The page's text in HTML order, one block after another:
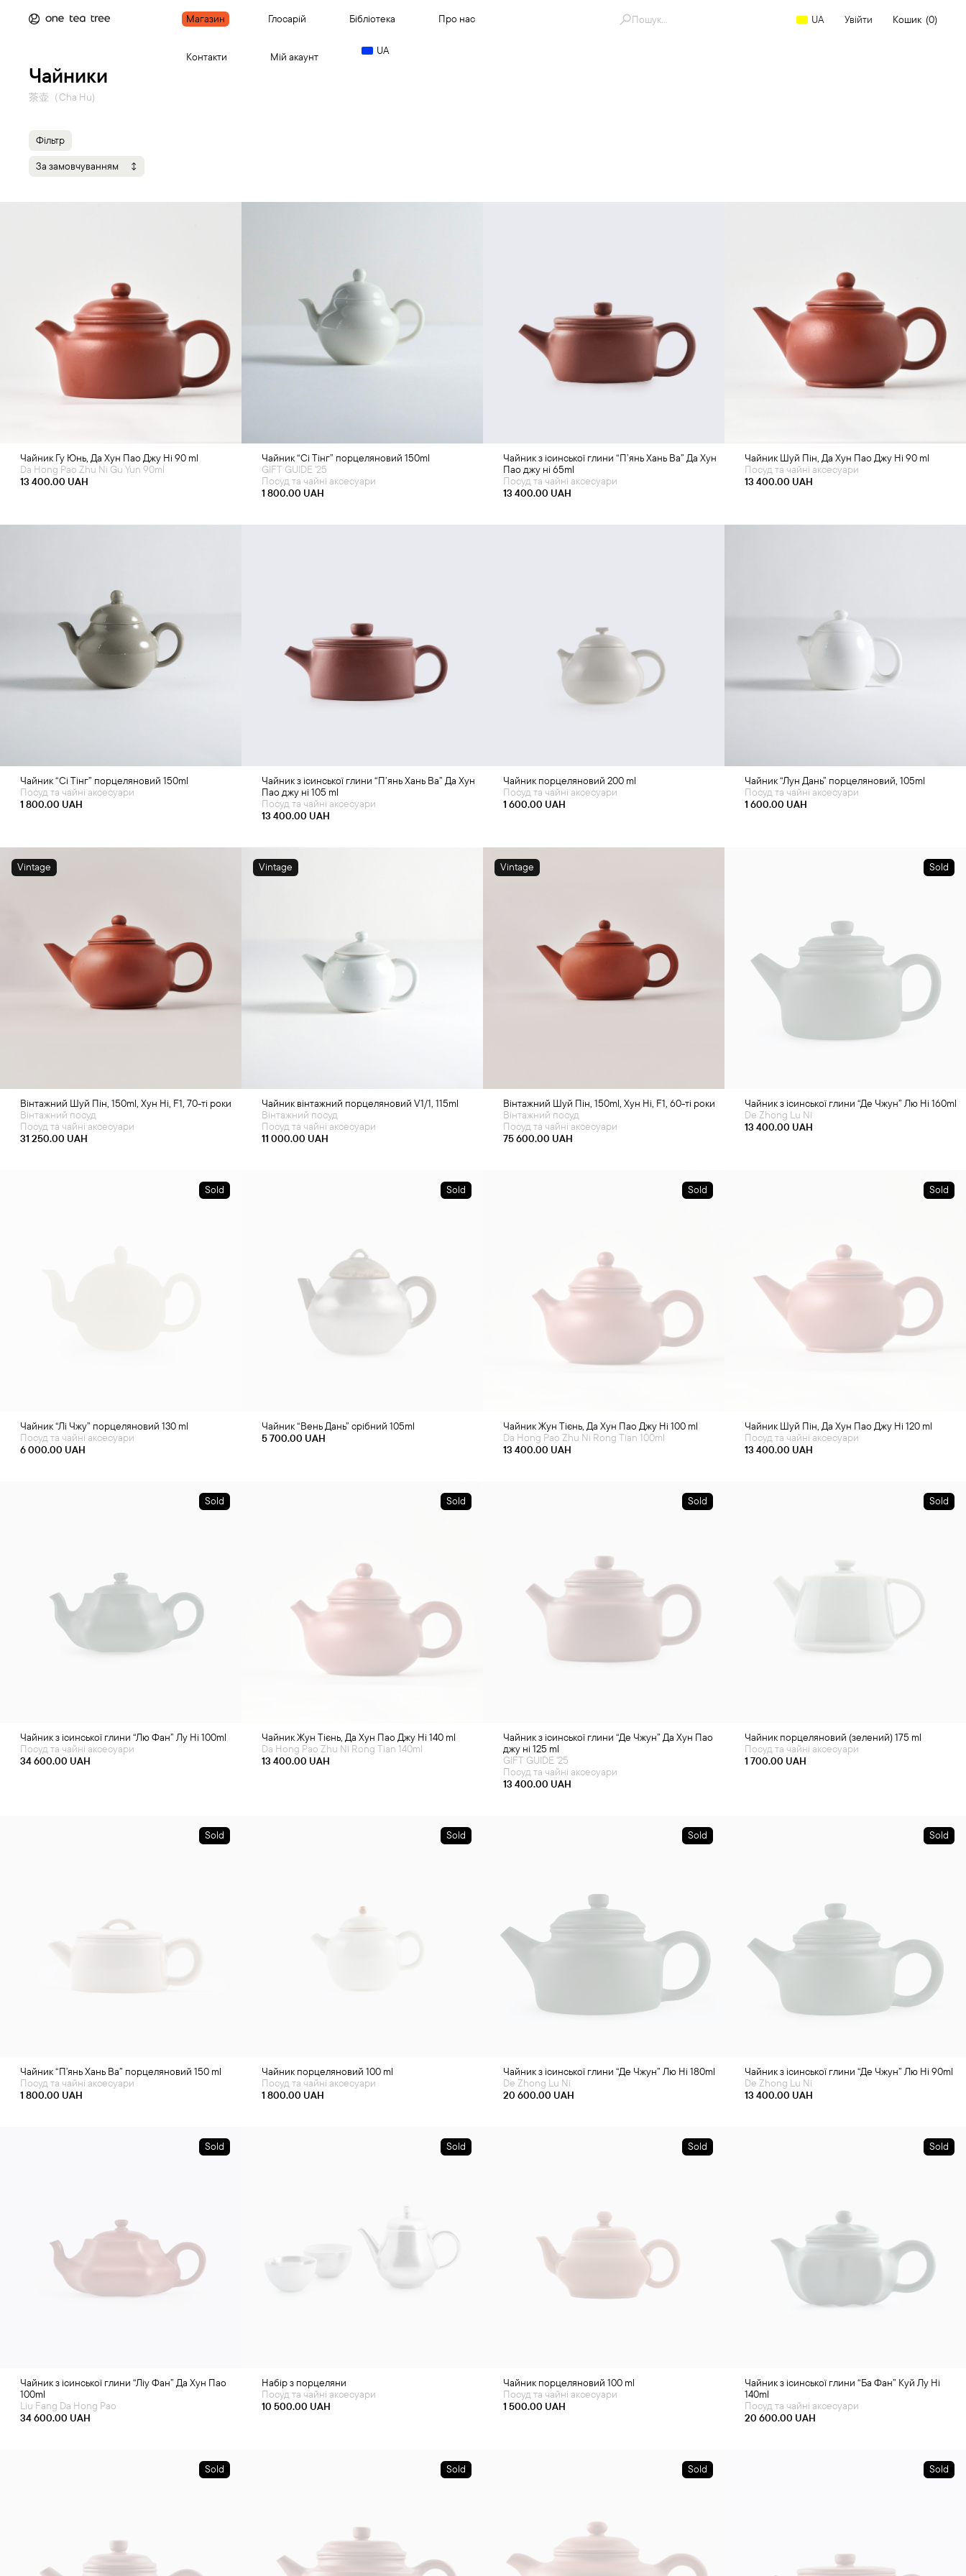
Магазин Глосарій Бібліотека Про нас
Контакти Мій акаунт UA
for:
UA Увійти Кошик (0)
Чайники
茶壶（Cha Hu)
Фільтр
За замовчуванням
Додати в кошик
Чайник Гу Юнь, Да Хун Пао Джу Ні 90 ml
13 400.00 UAH
Da Hong Pao Zhu Ni Gu Yun 90ml
Додати в кошик
Чайник “Сі Тінг” порцеляновий 150ml
1 800.00 UAH
GIFT GUIDE '25
Посуд та чайні аксесуари
Додати в кошик
Чайник з ісинської глини “П’янь Хань Ва” Да Хун
Пао джу ні 65ml
13 400.00 UAH
Посуд та чайні аксесуари
Додати в кошик
Чайник Шуй Пін, Да Хун Пао Джу Ні 90 ml
13 400.00 UAH
Посуд та чайні аксесуари
Додати в кошик
Чайник “Сі Тінг” порцеляновий 150ml
1 800.00 UAH
Посуд та чайні аксесуари
Додати в кошик
Чайник з ісинської глини “П’янь Хань Ва” Да Хун
Пао джу ні 105 ml
13 400.00 UAH
Посуд та чайні аксесуари
Додати в кошик
Чайник порцеляновий 200 ml
1 600.00 UAH
Посуд та чайні аксесуари
Додати в кошик
Чайник “Лун Дань” порцеляновий, 105ml
1 600.00 UAH
Посуд та чайні аксесуари
Vintage
Додати в кошик
Вінтажний Шуй Пін, 150ml, Хун Ні, F1, 70-ті роки
31 250.00 UAH
Вінтажний посуд
Посуд та чайні аксесуари
Vintage
Додати в кошик
Чайник вінтажний порцеляновий V1/1, 115ml
11 000.00 UAH
Вінтажний посуд
Посуд та чайні аксесуари
Vintage
Додати в кошик
Вінтажний Шуй Пін, 150ml, Хун Ні, F1, 60-ті роки
75 600.00 UAH
Вінтажний посуд
Посуд та чайні аксесуари
Sold
Чайник з ісинської глини “Де Чжун” Лю Ні 160ml
13 400.00 UAH
De Zhong Lu Ni
Sold
Чайник “Лі Чжу” порцеляновий 130 ml
6 000.00 UAH
Посуд та чайні аксесуари
Sold
Чайник “Вень Дань” срібний 105ml
5 700.00 UAH
Sold
Чайник Жун Тієнь, Да Хун Пао Джу Ні 100 ml
13 400.00 UAH
Da Hong Pao Zhu Ni Rong Tian 100ml
Sold
Чайник Шуй Пін, Да Хун Пао Джу Ні 120 ml
13 400.00 UAH
Посуд та чайні аксесуари
Sold
Чайник з ісинської глини “Лю Фан” Лу Ні 100ml
34 600.00 UAH
Посуд та чайні аксесуари
Sold
Чайник Жун Тієнь, Да Хун Пао Джу Ні 140 ml
13 400.00 UAH
Da Hong Pao Zhu Ni Rong Tian 140ml
Sold
Чайник з ісинської глини “Де Чжун” Да Хун Пао
джу ні 125 ml
13 400.00 UAH
GIFT GUIDE '25
Посуд та чайні аксесуари
Sold
Чайник порцеляновий (зелений) 175 ml
1 700.00 UAH
Посуд та чайні аксесуари
Sold
Чайник “Пʼянь Хань Ва” порцеляновий 150 ml
1 800.00 UAH
Посуд та чайні аксесуари
Sold
Чайник порцеляновий 100 ml
1 800.00 UAH
Посуд та чайні аксесуари
Sold
Чайник з ісинської глини “Де Чжун” Лю Ні 180ml
20 600.00 UAH
De Zhong Lu Ni
Sold
Чайник з ісинської глини “Де Чжун” Лю Ні 90ml
13 400.00 UAH
De Zhong Lu Ni
Sold
Чайник з ісинської глини “Ліу Фан” Да Хун Пао
100ml
34 600.00 UAH
Liu Fang Da Hong Pao
Sold
Набір з порцеляни
10 500.00 UAH
Посуд та чайні аксесуари
Sold
Чайник порцеляновий 100 ml
1 500.00 UAH
Посуд та чайні аксесуари
Sold
Чайник з ісинської глини “Ба Фан” Куй Лу Ні
140ml
20 600.00 UAH
Посуд та чайні аксесуари
Sold Sold Sold Sold